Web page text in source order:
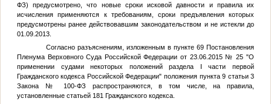
ФЗ) предусмотрено, что новые сроки исковой давности и правила их
исчисления применяются к требованиям, сроки предъявления которых
предусмотрены ранее действовавшим законодательством и не истекли до
01.09.2013.
Согласно разъяснениям, изложенным в пункте 69 Постановления
Пленума Верховного Суда Российской Федерации от 23.06.2015 № 25 "О
применении судами некоторых положений раздела I части первой
Гражданского кодекса Российской Федерации" положения пункта 9 статьи 3
Закона № 100-ФЗ распространяются, в том числе, на правила,
установленные статьей 181 Гражданского кодекса.